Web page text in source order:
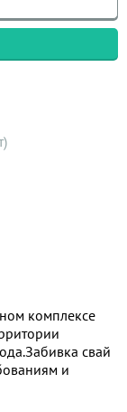
комплексе
свай
и